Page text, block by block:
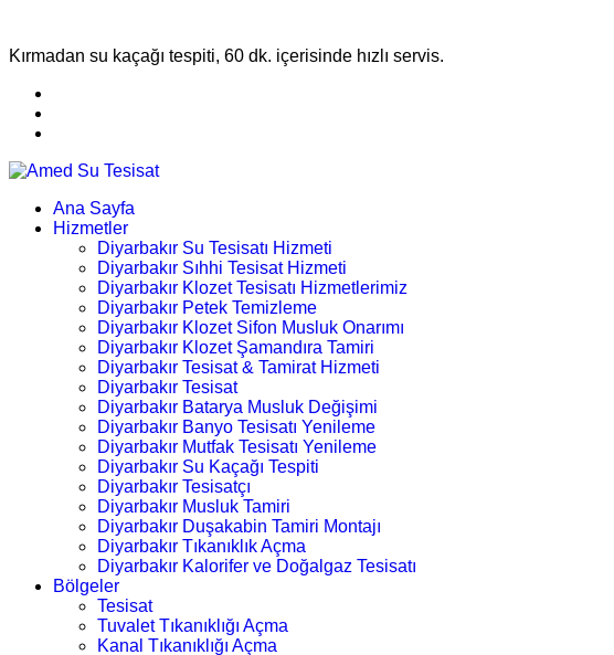
Kırmadan su kaçağı tespiti, 60 dk. içerisinde hızlı servis.
Ana Sayfa
Hizmetler
Diyarbakır Su Tesisatı Hizmeti
Diyarbakır Sıhhi Tesisat Hizmeti
Diyarbakır Klozet Tesisatı Hizmetlerimiz
Diyarbakır Petek Temizleme
Diyarbakır Klozet Sifon Musluk Onarımı
Diyarbakır Klozet Şamandıra Tamiri
Diyarbakır Tesisat & Tamirat Hizmeti
Diyarbakır Tesisat
Diyarbakır Batarya Musluk Değişimi
Diyarbakır Banyo Tesisatı Yenileme
Diyarbakır Mutfak Tesisatı Yenileme
Diyarbakır Su Kaçağı Tespiti
Diyarbakır Tesisatçı
Diyarbakır Musluk Tamiri
Diyarbakır Duşakabin Tamiri Montajı
Diyarbakır Tıkanıklık Açma
Diyarbakır Kalorifer ve Doğalgaz Tesisatı
Bölgeler
Tesisat
Tuvalet Tıkanıklığı Açma
Kanal Tıkanıklığı Açma